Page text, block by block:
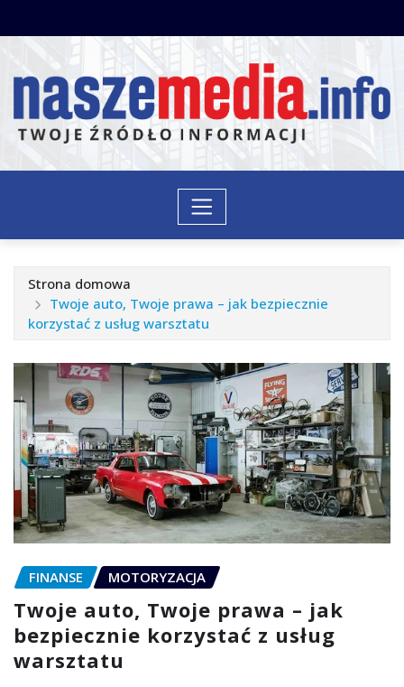
do
Strona domowa
Twoje auto, Twoje prawa – jak bezpiecznie
korzystać z usług warsztatu
FINANSE MOTORYZACJA
Twoje auto, Twoje prawa – jak
bezpiecznie korzystać z usług
warsztatu